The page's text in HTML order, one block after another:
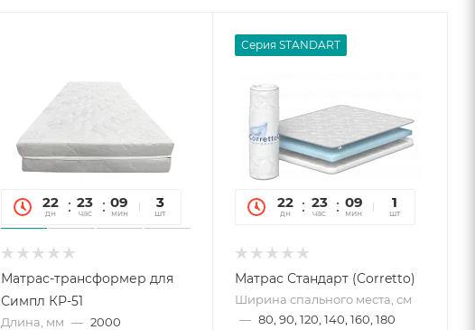
22
дн
23
час
09
мин
19
сек
3
шт
Матрас-трансформер для
Симпл КР-51
Длина, мм — 2000
Серия STANDART
22
дн
23
час
09
мин
19
сек
1
шт
Матрас Стандарт (Corretto)
Ширина спального места, см
— 80, 90, 120, 140, 160, 180